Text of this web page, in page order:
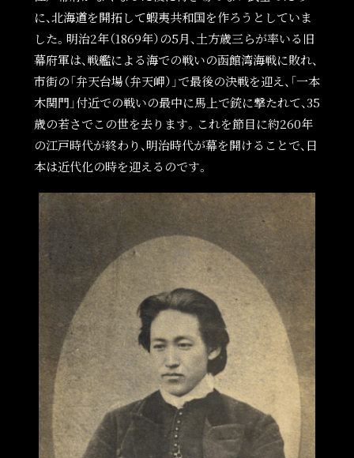
に、北海道を開拓して蝦夷共和国を作ろうとしていま
した。明治2年（1869年）の5月、土方歳三らが率いる旧
幕府軍は、戦艦による海での戦いの函館湾海戦に敗れ、
市街の「弁天台場（弁天岬）」で最後の決戦を迎え、「一本
木関門」付近での戦いの最中に馬上で銃に撃たれて、35
歳の若さでこの世を去ります。これを節目に約260年
の江戸時代が終わり、明治時代が幕を開けることで、日
本は近代化の時を迎えるのです。